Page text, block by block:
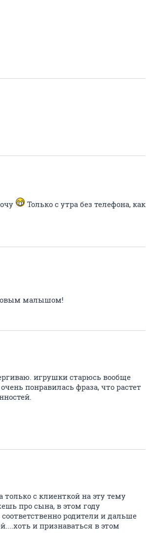
Только с утра без телефона, как
малышом!
игрушки старюсь вообще
понравилась фраза, что растет
с клиенткой на эту тему
про сына, в этом году
родители и дальше
и признаваться в этом